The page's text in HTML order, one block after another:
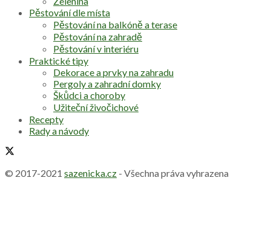
Pěstování dle místa
Pěstování na balkóně a terase
Pěstování na zahradě
Pěstování v interiéru
Praktické tipy
Dekorace a prvky na zahradu
Pergoly a zahradní domky
Škůdci a choroby
Užiteční živočichové
Recepty
Rady a návody
© 2017-2021 sazenicka.cz - Všechna práva vyhrazena